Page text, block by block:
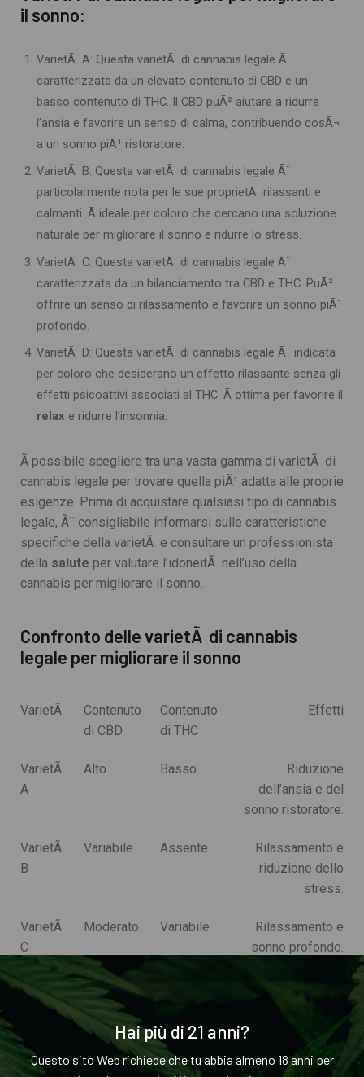
Hai più di 21 anni?
Questo sito Web richiede che tu abbia almeno 18 anni per
il sonno:
VarietÃ A: Questa varietÃ di cannabis legale Ã¨
caratterizzata da un elevato contenuto di CBD e un
basso contenuto di THC. Il CBD puÃ² aiutare a ridurre
l’ansia e favorire un senso di calma, contribuendo cosÃ¬
a un sonno piÃ¹ ristoratore.
VarietÃ B: Questa varietÃ di cannabis legale Ã¨
particolarmente nota per le sue proprietÃ rilassanti e
calmanti. Ã ideale per coloro che cercano una soluzione
naturale per migliorare il sonno e ridurre lo stress.
VarietÃ C: Questa varietÃ di cannabis legale Ã¨
caratterizzata da un bilanciamento tra CBD e THC. PuÃ²
offrire un senso di rilassamento e favorire un sonno piÃ¹
profondo.
VarietÃ D: Questa varietÃ di cannabis legale Ã¨ indicata
per coloro che desiderano un effetto rilassante senza gli
effetti psicoattivi associati al THC. Ã ottima per favorire il
relax e ridurre l’insonnia.
Ã possibile scegliere tra una vasta gamma di varietÃ di
cannabis legale per trovare quella piÃ¹ adatta alle proprie
esigenze. Prima di acquistare qualsiasi tipo di cannabis
legale, Ã¨ consigliabile informarsi sulle caratteristiche
specifiche della varietÃ e consultare un professionista
della salute per valutare l’idoneitÃ nell’uso della
cannabis per migliorare il sonno.
Confronto delle varietÃ di cannabis
legale per migliorare il sonno
VarietÃ
Contenuto
di CBD
Contenuto
di THC
Effetti
VarietÃ
A
Alto Basso
Riduzione
dell’ansia e del
sonno ristoratore.
VarietÃ
B
Variabile Assente
Rilassamento e
riduzione dello
stress.
VarietÃ
C
Moderato Variabile
Rilassamento e
sonno profondo.
VarietÃ
Alto
senza effetti
psicoattivi.